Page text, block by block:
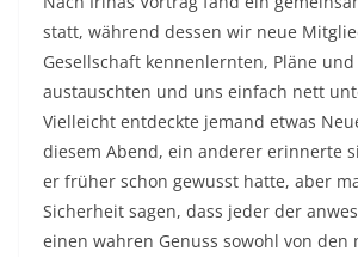
statt, während dessen wir neue
Gesellschaft kennenlernten, Pläne und
austauschten und uns einfach nett
Vielleicht entdeckte jemand etwas
diesem Abend, ein anderer erinnerte
er früher schon gewusst hatte, aber
Sicherheit sagen, dass jeder der
einen wahren Genuss sowohl von den